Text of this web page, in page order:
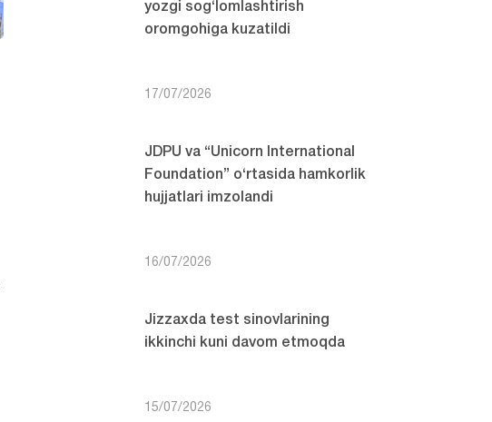
yozgi sog‘lomlashtirish
oromgohiga kuzatildi
17/07/2026
JDPU va “Unicorn International
Foundation” o‘rtasida hamkorlik
hujjatlari imzolandi
16/07/2026
Jizzaxda test sinovlarining
ikkinchi kuni davom etmoqda
15/07/2026